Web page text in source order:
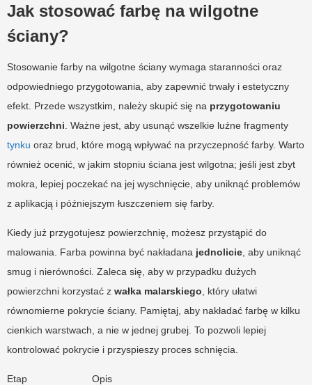
Jak stosować farbę na wilgotne
ściany?
Stosowanie farby na wilgotne ściany wymaga staranności oraz
odpowiedniego przygotowania, aby zapewnić trwały i estetyczny
efekt. Przede wszystkim, należy skupić się na przygotowaniu
powierzchni . Ważne jest, aby usunąć wszelkie luźne fragmenty
tynku oraz brud, które mogą wpływać na przyczepność farby. Warto
również ocenić, w jakim stopniu ściana jest wilgotna; jeśli jest zbyt
mokra, lepiej poczekać na jej wyschnięcie, aby uniknąć problemów
z aplikacją i późniejszym łuszczeniem się farby.
Kiedy już przygotujesz powierzchnię, możesz przystąpić do
malowania. Farba powinna być nakładana jednolicie , aby uniknąć
smug i nierówności. Zaleca się, aby w przypadku dużych
powierzchni korzystać z wałka malarskiego , który ułatwi
równomierne pokrycie ściany. Pamiętaj, aby nakładać farbę w kilku
cienkich warstwach, a nie w jednej grubej. To pozwoli lepiej
kontrolować pokrycie i przyspieszy proces schnięcia.
Etap Opis